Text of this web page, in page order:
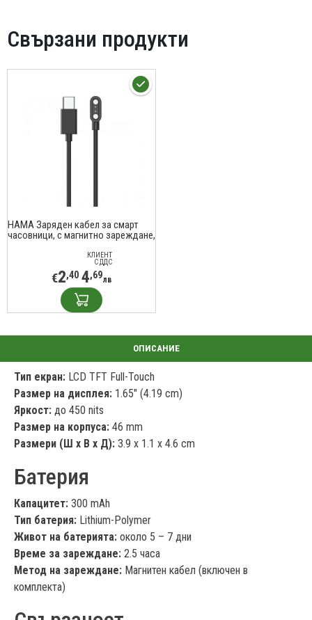
Свързани продукти
HAMA Заряден кабел за смарт
часовници, с магнитно зареждане,
КЛИЕНТ
С ДДС
€2,40 4,69лв
Тип екран: LCD TFT Full-Touch
Размер на дисплея: 1.65" (4.19 cm)
Яркост: до 450 nits
Размер на корпуса: 46 mm
Размери (Ш x В x Д): 3.9 x 1.1 x 4.6 cm
Батерия
Капацитет: 300 mAh
Тип батерия: Lithium-Polymer
Живот на батерията: около 5 – 7 дни
Време за зареждане: 2.5 часа
Метод на зареждане: Магнитен кабел (включен в
комплекта)